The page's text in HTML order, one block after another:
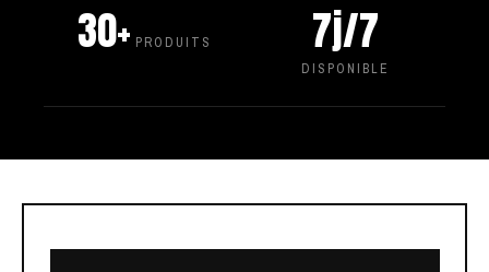
30+ PRODUITS 7j/7
DISPONIBLE